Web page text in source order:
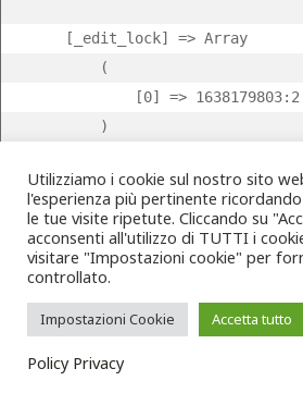
Utilizziamo i cookie sul nostro sito
l'esperienza più pertinente
le tue visite ripetute. Cliccando su
acconsenti all'utilizzo di TUTTI i
visitare "Impostazioni cookie" per
controllato.
Impostazioni Cookie Accetta tutto
Policy Privacy
    [_edit_lock] => Array
        (
            [0] => 1638179803:2
        )
    [_edit_last] => Array
        (
            [0] => 2
        )